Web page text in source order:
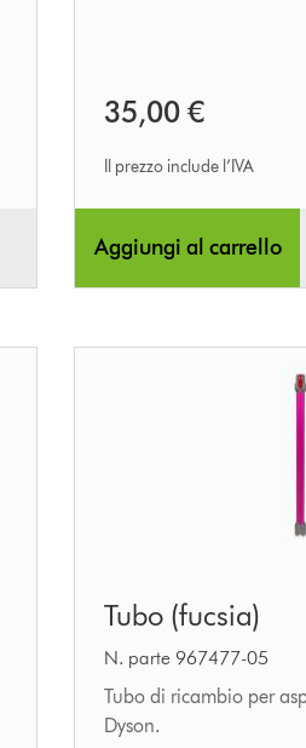
35,00 €
Il prezzo include l’IVA
Aggiungi al carrello
(fucsia)
Tubo (fucsia)
N. parte 967477-05
Tubo di ricambio per
Dyson.